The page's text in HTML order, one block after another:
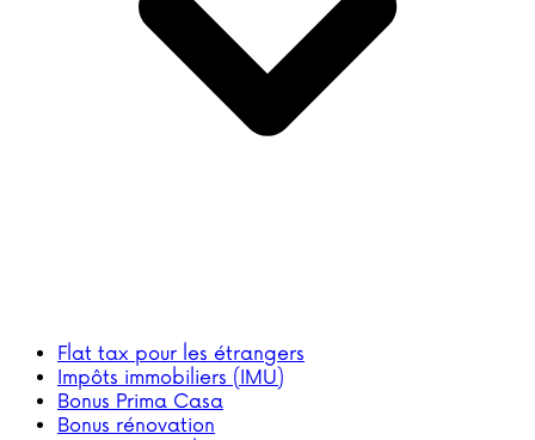
Flat tax pour les étrangers
Impôts immobiliers (IMU)
Bonus Prima Casa
Bonus rénovation